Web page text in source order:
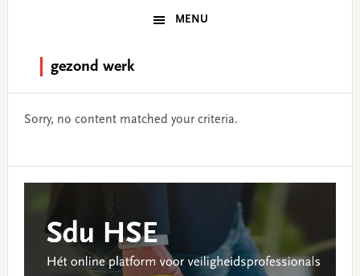
MENU
gezond werk
Sorry, no content matched your criteria.
Primary
Sidebar